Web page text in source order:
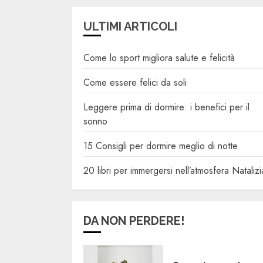
ULTIMI ARTICOLI
Come lo sport migliora salute e felicità
Come essere felici da soli
Leggere prima di dormire: i benefici per il
sonno
15 Consigli per dormire meglio di notte
20 libri per immergersi nell’atmosfera
DA NON PERDERE!